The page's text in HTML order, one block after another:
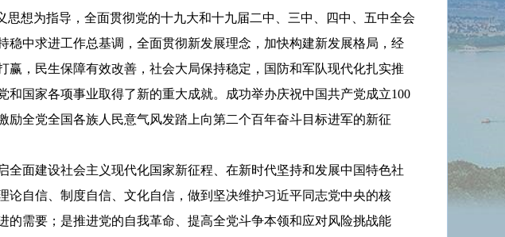
想为指导，全面贯彻党的十九大和十九届二中、三中、四中、五中全会
中求进工作总基调，全面贯彻新发展理念，加快构建新发展格局，经
，民生保障有效改善，社会大局保持稳定，国防和军队现代化扎实推
国家各项事业取得了新的重大成就。成功举办庆祝中国共产党成立100
全党全国各族人民意气风发踏上向第二个百年奋斗目标进军的新征
面建设社会主义现代化国家新征程、在新时代坚持和发展中国特色社
自信、制度自信、文化自信，做到坚决维护习近平同志党中央的核
需要；是推进党的自我革命、提高全党斗争本领和应对风险挑战能